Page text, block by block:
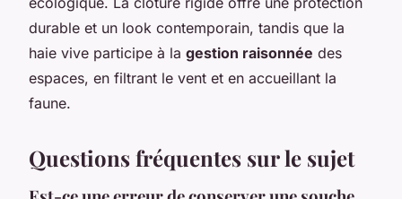
durable et un look contemporain, tandis que la
haie vive participe à la gestion raisonnée des
espaces, en filtrant le vent et en accueillant la
faune.
Questions fréquentes sur le sujet